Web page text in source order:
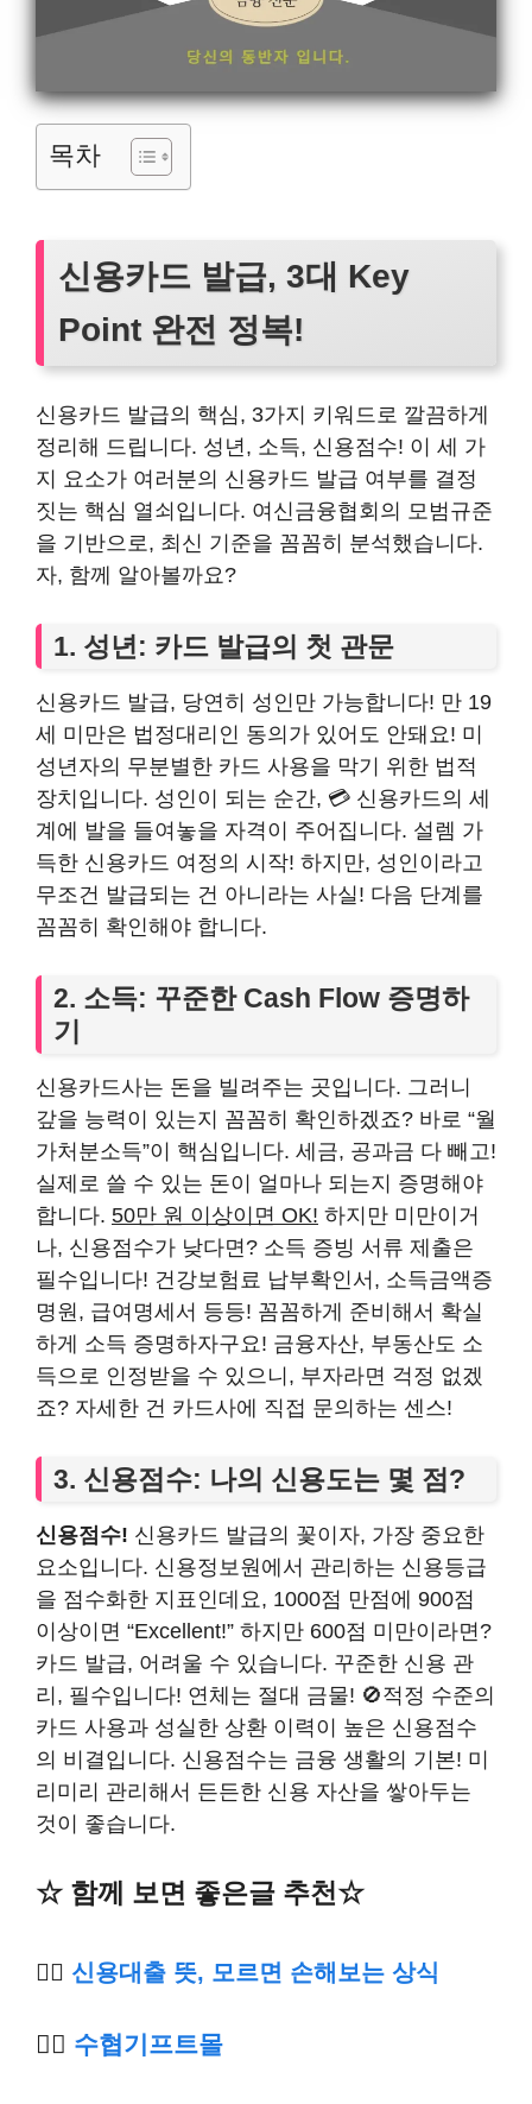
목차
신용카드 발급, 3대 Key
Point 완전 정복!
신용카드 발급의 핵심, 3가지 키워드로 깔끔하게
정리해 드립니다. 성년, 소득, 신용점수! 이 세 가
지 요소가 여러분의 신용카드 발급 여부를 결정
짓는 핵심 열쇠입니다. 여신금융협회의 모범규준
을 기반으로, 최신 기준을 꼼꼼히 분석했습니다.
자, 함께 알아볼까요?
1. 성년: 카드 발급의 첫 관문
신용카드 발급, 당연히 성인만 가능합니다! 만 19
세 미만은 법정대리인 동의가 있어도 안돼요! 미
성년자의 무분별한 카드 사용을 막기 위한 법적
장치입니다. 성인이 되는 순간, 💳 신용카드의 세
계에 발을 들여놓을 자격이 주어집니다. 설렘 가
득한 신용카드 여정의 시작! 하지만, 성인이라고
무조건 발급되는 건 아니라는 사실! 다음 단계를
꼼꼼히 확인해야 합니다.
2. 소득: 꾸준한 Cash Flow 증명하
기
신용카드사는 돈을 빌려주는 곳입니다. 그러니
갚을 능력이 있는지 꼼꼼히 확인하겠죠? 바로 “월
가처분소득”이 핵심입니다. 세금, 공과금 다 빼고!
실제로 쓸 수 있는 돈이 얼마나 되는지 증명해야
합니다. 50만 원 이상이면 OK! 하지만 미만이거
나, 신용점수가 낮다면? 소득 증빙 서류 제출은
필수입니다! 건강보험료 납부확인서, 소득금액증
명원, 급여명세서 등등! 꼼꼼하게 준비해서 확실
하게 소득 증명하자구요! 금융자산, 부동산도 소
득으로 인정받을 수 있으니, 부자라면 걱정 없겠
죠? 자세한 건 카드사에 직접 문의하는 센스!
3. 신용점수: 나의 신용도는 몇 점?
신용점수! 신용카드 발급의 꽃이자, 가장 중요한
요소입니다. 신용정보원에서 관리하는 신용등급
을 점수화한 지표인데요, 1000점 만점에 900점
이상이면 “Excellent!” 하지만 600점 미만이라면?
카드 발급, 어려울 수 있습니다. 꾸준한 신용 관
리, 필수입니다! 연체는 절대 금물! 🚫적정 수준의
카드 사용과 성실한 상환 이력이 높은 신용점수
의 비결입니다. 신용점수는 금융 생활의 기본! 미
리미리 관리해서 든든한 신용 자산을 쌓아두는
것이 좋습니다.
☆ 함께 보면 좋은글 추천☆
👉🏿 신용대출 뜻, 모르면 손해보는 상식
👉🏿 수협기프트몰